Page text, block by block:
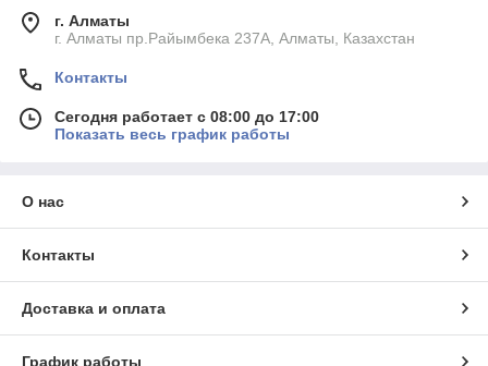
г. Алматы
г. Алматы пр.Райымбека 237А, Алматы, Казахстан
Контакты
Сегодня работает с 08:00 до 17:00
Показать весь график работы
О нас
Контакты
Доставка и оплата
График работы